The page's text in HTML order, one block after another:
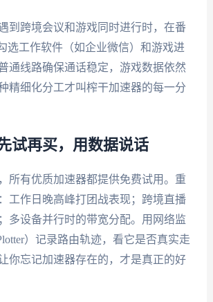
到跨境会议和游戏同时进行时，在番
选工作软件（如企业微信）和游戏进
通线路确保通话稳定，游戏数据依然
精细化分工才叫榨干加速器的每一分
试再买，用数据说话
所有优质加速器都提供免费试用。重
工作日晚高峰打团战表现；跨境直播
多设备并行时的带宽分配。用网络监
）记录路由轨迹，看它是否真实走
你忘记加速器存在的，才是真正的好